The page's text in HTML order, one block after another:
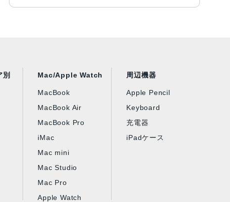
Mac/Apple Watch
MacBook
MacBook Air
MacBook Pro
iMac
Mac mini
Mac Studio
Mac Pro
Apple Watch
周辺機器
Apple Pencil
Keyboard
充電器
iPadケース